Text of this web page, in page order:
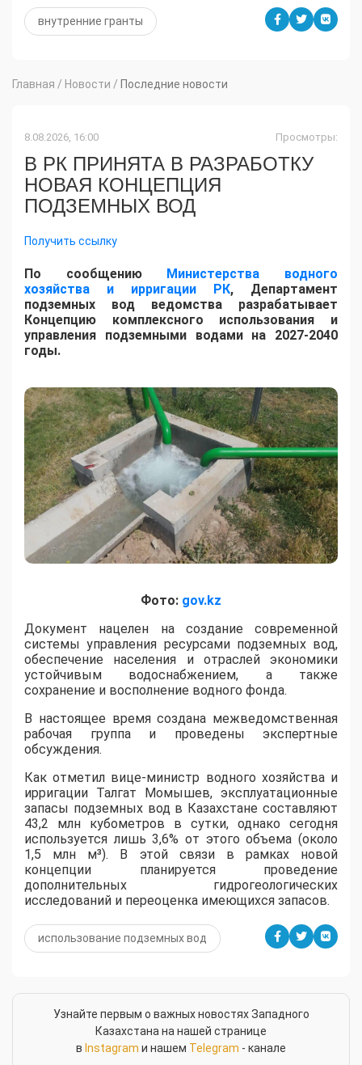
внутренние гранты
Главная / Новости / Последние новости
8.08.2026, 16:00 Просмотры:
В РК ПРИНЯТА В РАЗРАБОТКУ
НОВАЯ КОНЦЕПЦИЯ
ПОДЗЕМНЫХ ВОД
Получить ссылку
По сообщению Министерства водного
хозяйства и ирригации РК, Департамент
подземных вод ведомства разрабатывает
Концепцию комплексного использования и
управления подземными водами на 2027-2040
годы.
Фото: gov.kz
​Документ нацелен на создание современной
системы управления ресурсами подземных вод,
обеспечение населения и отраслей экономики
устойчивым водоснабжением, а также
сохранение и восполнение водного фонда.
В настоящее время создана межведомственная
рабочая группа и проведены экспертные
обсуждения.
Как отметил вице-министр водного хозяйства и
ирригации Талгат Момышев, эксплуатационные
запасы подземных вод в Казахстане составляют
43,2 млн кубометров в сутки, однако сегодня
используется лишь 3,6% от этого объема (около
1,5 млн м³). В этой связи в рамках новой
концепции планируется проведение
дополнительных гидрогеологических
исследований и переоценка имеющихся запасов.
использование подземных вод
Узнайте первым о важных новостях Западного
Казахстана на нашей странице
в Instagram и нашем Telegram - канале